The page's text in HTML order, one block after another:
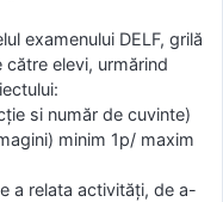
examenului DELF, grilă
elevi, urmărind
si număr de cuvinte)
minim 1p/ maxim
a relata activităţi, de a-